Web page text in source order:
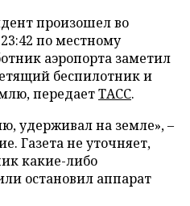
произошел во
по местному
аэропорта заметил
беспилотник и
передаетТАСС.
удерживал на земле», –
Газета не уточняет,
какие-либо
остановил аппарат